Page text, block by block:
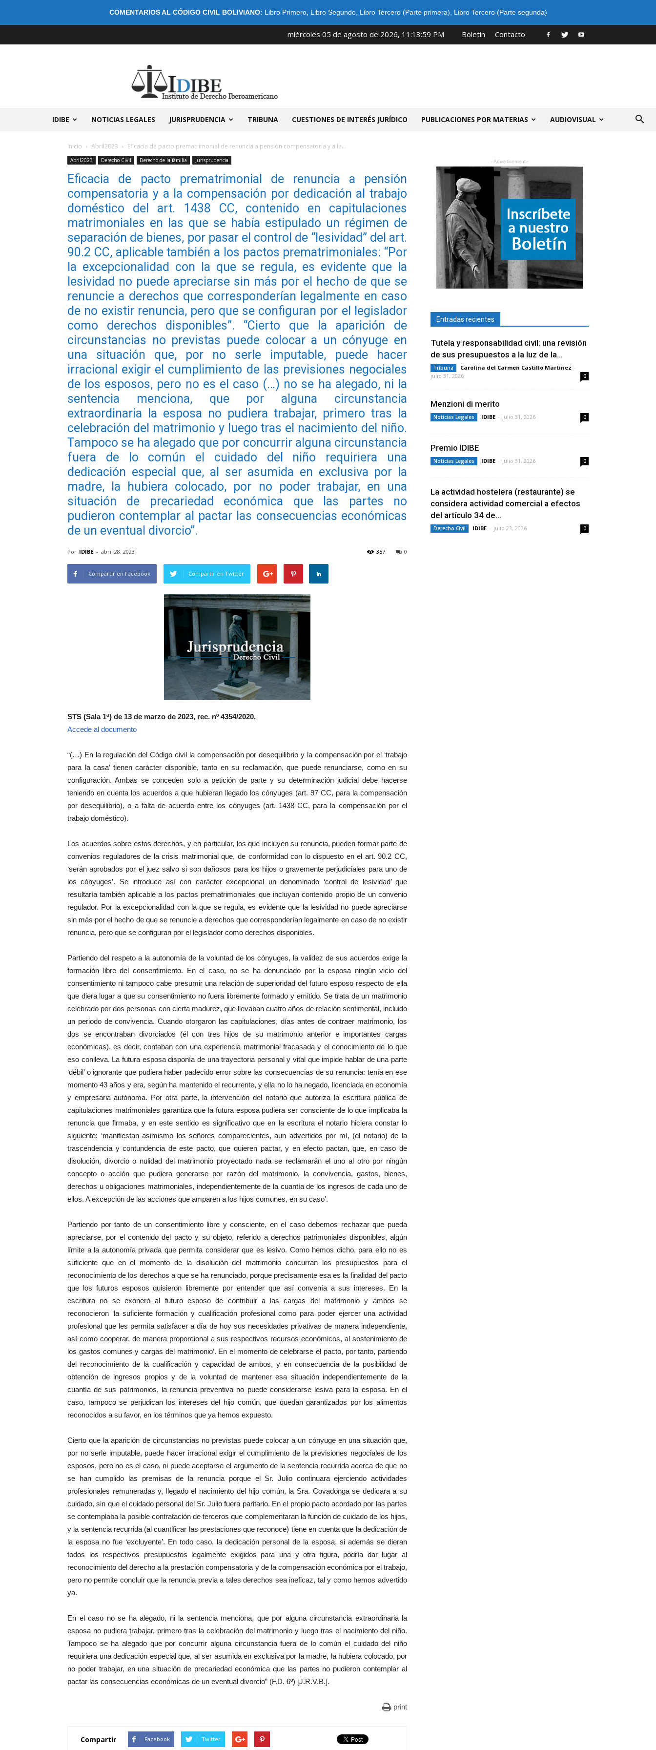
COMENTARIOS AL CÓDIGO CIVIL BOLIVIANO: Libro Primero, Libro Segundo, Libro Tercero (Parte primera) Libro Tercero (Parte segunda)
miércoles 05 de agosto de 2026, 11:13:59 PM Boletín Contacto
IDIBE NOTICIAS LEGALES JURISPRUDENCIA TRIBUNA CUESTIONES DE INTERÉS JURÍDICO PUBLICACIONES POR MATERIAS AUDIOVISUAL
Inicio Abril2023 Eficacia de pacto prematrimonial de renuncia a pensión compensatoria y a la...
Abril2023 Derecho Civil Derecho de la familia Jurisprudencia
Eficacia de pacto prematrimonial de renuncia a pensión
compensatoria y a la compensación por dedicación al trabajo
doméstico del art. 1438 CC, contenido en capitulaciones
matrimoniales en las que se había estipulado un régimen de
separación de bienes, por pasar el control de “lesividad” del art.
90.2 CC, aplicable también a los pactos prematrimoniales: “Por
la excepcionalidad con la que se regula, es evidente que la
lesividad no puede apreciarse sin más por el hecho de que se
renuncie a derechos que corresponderían legalmente en caso
de no existir renuncia, pero que se configuran por el legislador
como derechos disponibles”. “Cierto que la aparición de
circunstancias no previstas puede colocar a un cónyuge en
una situación que, por no serle imputable, puede hacer
irracional exigir el cumplimiento de las previsiones negociales
de los esposos, pero no es el caso (…) no se ha alegado, ni la
sentencia menciona, que por alguna circunstancia
extraordinaria la esposa no pudiera trabajar, primero tras la
celebración del matrimonio y luego tras el nacimiento del niño.
Tampoco se ha alegado que por concurrir alguna circunstancia
fuera de lo común el cuidado del niño requiriera una
dedicación especial que, al ser asumida en exclusiva por la
madre, la hubiera colocado, por no poder trabajar, en una
situación de precariedad económica que las partes no
pudieron contemplar al pactar las consecuencias económicas
de un eventual divorcio”.
Por IDIBE - abril 28, 2023 0
357
Compartir en Facebook Compartir en Twitter
STS (Sala 1ª) de 13 de marzo de 2023, rec. nº 4354/2020.
Accede al documento
“(…) En la regulación del Código civil la compensación por desequilibrio y la compensación por el ‘trabajo
para la casa’ tienen carácter disponible, tanto en su reclamación, que puede renunciarse, como en su
configuración. Ambas se conceden solo a petición de parte y su determinación judicial debe hacerse
teniendo en cuenta los acuerdos a que hubieran llegado los cónyuges (art. 97 CC, para la compensación
por desequilibrio), o a falta de acuerdo entre los cónyuges (art. 1438 CC, para la compensación por el
trabajo doméstico).
Los acuerdos sobre estos derechos, y en particular, los que incluyen su renuncia, pueden formar parte de
convenios reguladores de la crisis matrimonial que, de conformidad con lo dispuesto en el art. 90.2 CC,
‘serán aprobados por el juez salvo si son dañosos para los hijos o gravemente perjudiciales para uno de
los cónyuges’. Se introduce así con carácter excepcional un denominado ‘control de lesividad’ que
resultaría también aplicable a los pactos prematrimoniales que incluyan contenido propio de un convenio
regulador. Por la excepcionalidad con la que se regula, es evidente que la lesividad no puede apreciarse
sin más por el hecho de que se renuncie a derechos que corresponderían legalmente en caso de no existir
renuncia, pero que se configuran por el legislador como derechos disponibles.
Partiendo del respeto a la autonomía de la voluntad de los cónyuges, la validez de sus acuerdos exige la
formación libre del consentimiento. En el caso, no se ha denunciado por la esposa ningún vicio del
consentimiento ni tampoco cabe presumir una relación de superioridad del futuro esposo respecto de ella
que diera lugar a que su consentimiento no fuera libremente formado y emitido. Se trata de un matrimonio
celebrado por dos personas con cierta madurez, que llevaban cuatro años de relación sentimental, incluido
un periodo de convivencia. Cuando otorgaron las capitulaciones, días antes de contraer matrimonio, los
dos se encontraban divorciados (él con tres hijos de su matrimonio anterior e importantes cargas
económicas), es decir, contaban con una experiencia matrimonial fracasada y el conocimiento de lo que
eso conlleva. La futura esposa disponía de una trayectoria personal y vital que impide hablar de una parte
‘débil’ o ignorante que pudiera haber padecido error sobre las consecuencias de su renuncia: tenía en ese
momento 43 años y era, según ha mantenido el recurrente, y ella no lo ha negado, licenciada en economía
y empresaria autónoma. Por otra parte, la intervención del notario que autoriza la escritura pública de
capitulaciones matrimoniales garantiza que la futura esposa pudiera ser consciente de lo que implicaba la
renuncia que firmaba, y en este sentido es significativo que en la escritura el notario hiciera constar lo
siguiente: ‘manifiestan asimismo los señores comparecientes, aun advertidos por mí, (el notario) de la
trascendencia y contundencia de este pacto, que quieren pactar, y en efecto pactan, que, en caso de
disolución, divorcio o nulidad del matrimonio proyectado nada se reclamarán el uno al otro por ningún
concepto o acción que pudiera generarse por razón del matrimonio, la convivencia, gastos, bienes,
derechos u obligaciones matrimoniales, independientemente de la cuantía de los ingresos de cada uno de
ellos. A excepción de las acciones que amparen a los hijos comunes, en su caso’.
Partiendo por tanto de un consentimiento libre y consciente, en el caso debemos rechazar que pueda
apreciarse, por el contenido del pacto y su objeto, referido a derechos patrimoniales disponibles, algún
límite a la autonomía privada que permita considerar que es lesivo. Como hemos dicho, para ello no es
suficiente que en el momento de la disolución del matrimonio concurran los presupuestos para el
reconocimiento de los derechos a que se ha renunciado, porque precisamente esa es la finalidad del pacto
que los futuros esposos quisieron libremente por entender que así convenía a sus intereses. En la
escritura no se exoneró al futuro esposo de contribuir a las cargas del matrimonio y ambos se
reconocieron ‘la suficiente formación y cualificación profesional como para poder ejercer una actividad
profesional que les permita satisfacer a día de hoy sus necesidades privativas de manera independiente,
así como cooperar, de manera proporcional a sus respectivos recursos económicos, al sostenimiento de
los gastos comunes y cargas del matrimonio’. En el momento de celebrarse el pacto, por tanto, partiendo
del reconocimiento de la cualificación y capacidad de ambos, y en consecuencia de la posibilidad de
obtención de ingresos propios y de la voluntad de mantener esa situación independientemente de la
cuantía de sus patrimonios, la renuncia preventiva no puede considerarse lesiva para la esposa. En el
caso, tampoco se perjudican los intereses del hijo común, que quedan garantizados por los alimentos
reconocidos a su favor, en los términos que ya hemos expuesto.
Cierto que la aparición de circunstancias no previstas puede colocar a un cónyuge en una situación que,
por no serle imputable, puede hacer irracional exigir el cumplimiento de la previsiones negociales de los
esposos, pero no es el caso, ni puede aceptarse el argumento de la sentencia recurrida acerca de que no
se han cumplido las premisas de la renuncia porque el Sr. Julio continuara ejerciendo actividades
profesionales remuneradas y, llegado el nacimiento del hijo común, la Sra. Covadonga se dedicara a su
cuidado, sin que el cuidado personal del Sr. Julio fuera paritario. En el propio pacto acordado por las partes
se contemplaba la posible contratación de terceros que complementaran la función de cuidado de los hijos,
y la sentencia recurrida (al cuantificar las prestaciones que reconoce) tiene en cuenta que la dedicación de
la esposa no fue ‘excluyente’. En todo caso, la dedicación personal de la esposa, si además se dieran
todos los respectivos presupuestos legalmente exigidos para una y otra figura, podría dar lugar al
reconocimiento del derecho a la prestación compensatoria y de la compensación económica por el trabajo,
pero no permite concluir que la renuncia previa a tales derechos sea ineficaz, tal y como hemos advertido
ya.
En el caso no se ha alegado, ni la sentencia menciona, que por alguna circunstancia extraordinaria la
esposa no pudiera trabajar, primero tras la celebración del matrimonio y luego tras el nacimiento del niño.
Tampoco se ha alegado que por concurrir alguna circunstancia fuera de lo común el cuidado del niño
requiriera una dedicación especial que, al ser asumida en exclusiva por la madre, la hubiera colocado, por
no poder trabajar, en una situación de precariedad económica que las partes no pudieron contemplar al
pactar las consecuencias económicas de un eventual divorcio” (F.D. 6º) [J.R.V.B.].
print
Compartir Facebook Twitter
- Advertisement -
Entradas recientes
Tutela y responsabilidad civil: una revisión
de sus presupuestos a la luz de la...
Tribuna Carolina del Carmen Castillo Martínez -
julio 31, 2026
0
Menzioni di merito
Noticias Legales IDIBE - julio 31, 2026 0
Premio IDIBE
Noticias Legales IDIBE - julio 31, 2026 0
La actividad hostelera (restaurante) se
considera actividad comercial a efectos
del artículo 34 de...
Derecho Civil IDIBE - julio 23, 2026 0